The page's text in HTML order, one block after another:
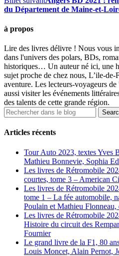
du Département de Maine-et-
à propos
Lire des livres délivre ! Nous vous
dans l'univers des polars, BDs,
historiques… Un auteur né ici, une
sujet proche de chez nous, L’ile-
aventure. Les lecteurs-voyageurs
aussi visiter les événements
des talents de cette grande région.
Articles récents
Tour Auto 2023, textes Yves
Mathieu Bonnevie, Sophia
Les livres de Rétromobile
courtes, tome 3 – American
Les livres de Rétromobile
tome 1 – La fée automobile,
Poulain et Mathieu
Les livres de Rétromobile
Histoire du circuit des
Fournier
Le grand livre de la F1, 80
Louis Moncet, Alain Pernot,